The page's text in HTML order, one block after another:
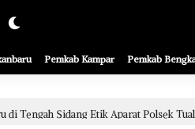
Pemkab Kampar Pemkab
Polsek Tualang, Penanganan